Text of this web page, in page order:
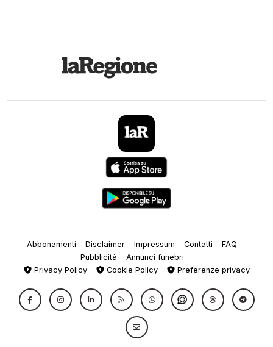
Abbonamenti Disclaimer Impressum Contatti
FAQ
Pubblicità
Annunci funebri
Privacy Policy
Cookie Policy Preferenze privacy